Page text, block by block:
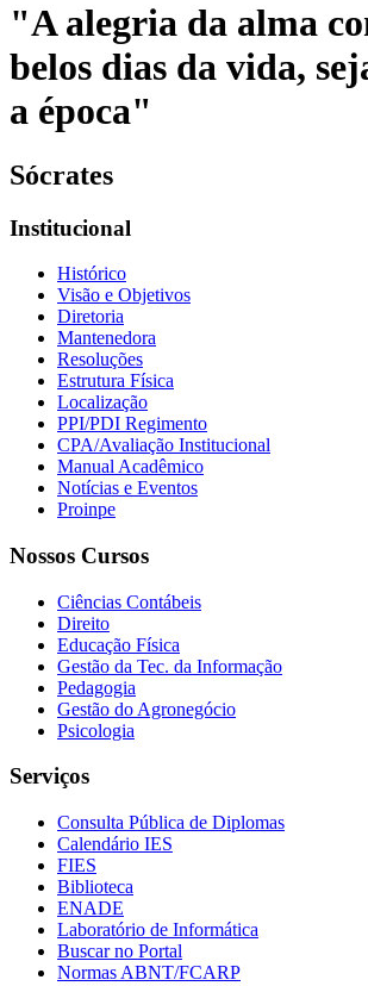
"A alegria da alma
belos dias da vida,
a época"
Sócrates
Institucional
Histórico
Visão e Objetivos
Diretoria
Mantenedora
Resoluções
Estrutura Física
Localização
PPI/PDI Regimento
CPA/Avaliação Institucional
Manual Acadêmico
Notícias e Eventos
Proinpe
Nossos Cursos
Ciências Contábeis
Direito
Educação Física
Gestão da Tec. da Informação
Pedagogia
Gestão do Agronegócio
Psicologia
Serviços
Consulta Pública de Diplomas
Calendário IES
FIES
Biblioteca
ENADE
Laboratório de Informática
Buscar no Portal
Normas ABNT/FCARP